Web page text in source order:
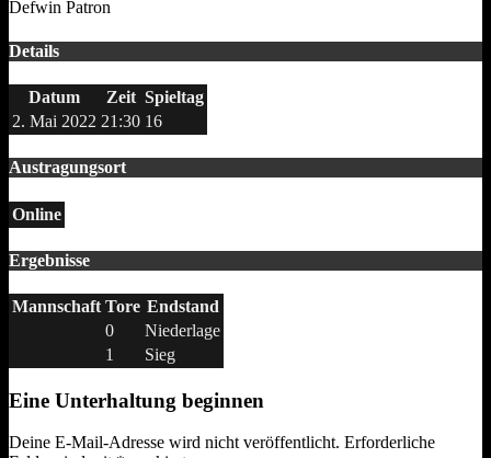
Defwin Patron
Details
Datum Zeit Spieltag
2. Mai 2022 21:30 16
Austragungsort
Online
Ergebnisse
Mannschaft Tore Endstand
0
Niederlage
1
Sieg
Eine Unterhaltung beginnen
Deine E-Mail-Adresse wird nicht veröffentlicht. Erforderliche